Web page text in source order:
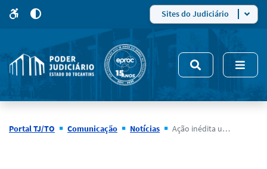
site
5
modo
de
alto
Sites do Judiciário
Portal TJ/TO Comunicação Notícias Ação inédita une os três Poderes do Brasil no enfrentamento ao feminicídio